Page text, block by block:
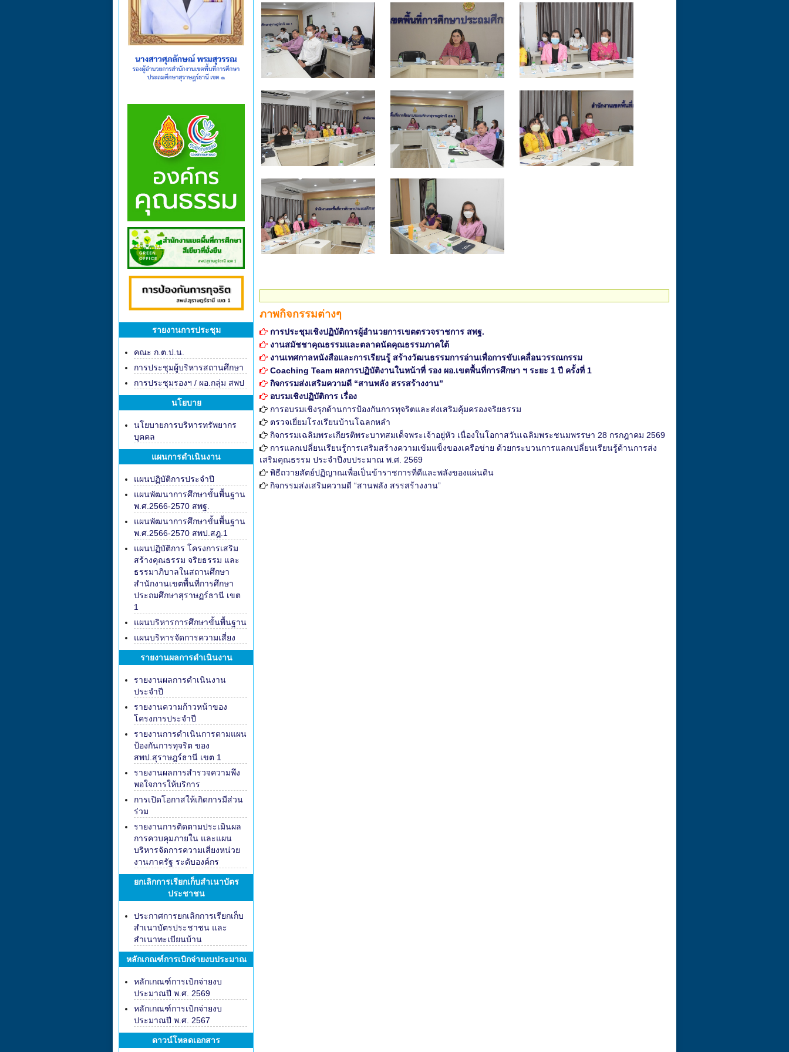
รายงานการประชุม
คณะ ก.ต.ป.น.
การประชุมผู้บริหารสถานศึกษา
การประชุมรองฯ / ผอ.กลุ่ม สพป
นโยบาย
นโยบายการบริหารทรัพยากร
บุคคล
แผนการดำเนินงาน
แผนปฏิบัติการประจำปี
แผนพัฒนาการศึกษาขั้นพื้นฐาน
พ.ศ.2566-2570 สพฐ.
แผนพัฒนาการศึกษาขั้นพื้นฐาน
พ.ศ.2566-2570 สพป.สฎ.1
แผนปฏิบัติการ โครงการเสริม
สร้างคุณธรรม จริยธรรม และ
ธรรมาภิบาลในสถานศึกษา
สำนักงานเขตพื้นที่การศึกษา
ประถมศึกษาสุราษฏร์ธานี เขต
1
แผนบริหารการศึกษาขั้นพื้นฐาน
แผนบริหารจัดการความเสี่ยง
รายงานผลการดำเนินงาน
รายงานผลการดำเนินงาน
ประจำปี
รายงานความก้าวหน้าของ
โครงการประจำปี
รายงานการดำเนินการตามแผน
ป้องกันการทุจริต ของ
สพป.สุราษฎร์ธานี เขต 1
รายงานผลการสำรวจความพึง
พอใจการให้บริการ
การเปิดโอกาสให้เกิดการมีส่วน
ร่วม
รายงานการติดตามประเมินผล
การควบคุมภายใน และแผน
บริหารจัดการความเสี่ยงหน่วย
งานภาครัฐ ระดับองค์กร
ยกเลิกการเรียกเก็บสำเนาบัตร
ประชาชน
ประกาศการยกเลิกการเรียกเก็บ
สำเนาบัตรประชาชน และ
สำเนาทะเบียนบ้าน
หลักเกณฑ์การเบิกจ่ายงบประมาณ
หลักเกณฑ์การเบิกจ่ายงบ
ประมาณปี พ.ศ. 2569
หลักเกณฑ์การเบิกจ่ายงบ
ประมาณปี พ.ศ. 2567
ดาวน์โหลดเอกสาร
ภาพกิจกรรมต่างๆ
การประชุมเชิงปฏิบัติการผู้อำนวยการเขตตรวจราชการ สพฐ.
งานสมัชชาคุณธรรมและตลาดนัดคุณธรรมภาคใต้
งานเทศกาลหนังสือและการเรียนรู้ สร้างวัฒนธรรมการอ่านเพื่อการขับเคลื่อนวรรณกรรม
Coaching Team ผลการปฏิบัติงานในหน้าที่ รอง ผอ.เขตพื้นที่การศึกษา ฯ ระยะ 1 ปี ครั้งที่ 1
กิจกรรมส่งเสริมความดี “สานพลัง สรรสร้างงาน”
อบรมเชิงปฏิบัติการ เรื่อง
การอบรมเชิงรุกด้านการป้องกันการทุจริตและส่งเสริมคุ้มครองจริยธรรม
ตรวจเยี่ยมโรงเรียนบ้านโฉลกหลำ
กิจกรรมเฉลิมพระเกียรติพระบาทสมเด็จพระเจ้าอยู่หัว เนื่องในโอกาสวันเฉลิมพระชนมพรรษา 28 กรกฎาคม 2569
การแลกเปลี่ยนเรียนรู้การเสริมสร้างความเข้มแข็งของเครือข่าย ด้วยกระบวนการแลกเปลี่ยนเรียนรู้ด้านการส่ง
เสริมคุณธรรม ประจำปีงบประมาณ พ.ศ. 2569
พิธีถวายสัตย์ปฏิญาณเพื่อเป็นข้าราชการที่ดีและพลังของแผ่นดิน
กิจกรรมส่งเสริมความดี “สานพลัง สรรสร้างงาน”